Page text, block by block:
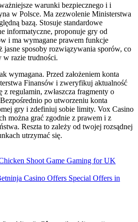
warunki bezpiecznego i i
w Polsce. Ma zezwolenie Ministerstwa
bazą. Stosuje standardowe
informatyczne, proponuje gry od
i ma wymagane prawem funkcje
jasne sposoby rozwiązywania sporów, co
w razie trudności.
wymagana. Przed założeniem konta
Finansów i zweryfikuj aktualność
z regulamin, zwłaszcza fragmenty o
po utworzeniu konta
gry i zdefiniuj sobie limity. Vox Casino
można grać zgodnie z prawem i z
Reszta to zależy od twojej rozsądnej
utrzymać się.
Shoot Game Gaming for UK
Casino Offers Special Offers in